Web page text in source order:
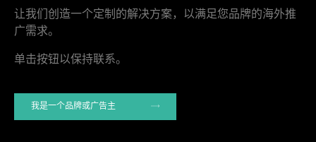
让我们创造一个定制的解决方案，以满足您品牌的海外推
广需求。
单击按钮以保持联系。
我是一个品牌或广告主